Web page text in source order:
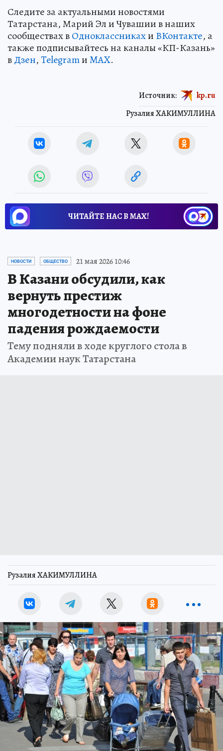
Следите за актуальными новостями
Татарстана, Марий Эл и Чувашии в наших
сообществах вОдноклассникахи ВКонтакте, а
также подписывайтесь на каналы «КП-Казань»
вДзен,TelegramиMAX.
Рузалия ХАКИМУЛЛИНА
Источник: kp.ru
ЧИТАЙТЕ НАС В МАХ!
НОВОСТИ ОБЩЕСТВО 21 мая 2026 10:46
В Казани обсудили, как
вернуть престиж
многодетности на фоне
падения рождаемости
Тему подняли в ходе круглого стола в
Академии наук Татарстана
Рузалия ХАКИМУЛЛИНА